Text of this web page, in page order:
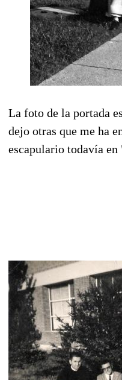
La foto de la portada
dejo otras que me ha
escapulario todavía